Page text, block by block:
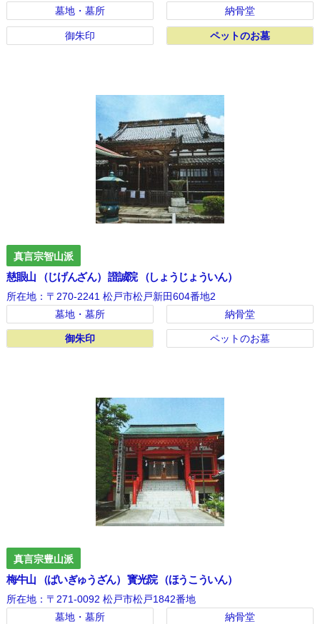
墓地・墓所 納骨堂
御朱印 ペットのお墓
ペットのお墓
真言宗智山派
慈眼山 （じげんざん） 證誠院 （しょうじょういん）
所在地：〒270-2241 松戸市松戸新田604番地2
墓地・墓所
納骨堂
御朱印
御朱印 ペットのお墓
真言宗豊山派
梅牛山 （ばいぎゅうざん） 寳光院 （ほうこういん）
所在地：〒271-0092 松戸市松戸1842番地
墓地・墓所
納骨堂